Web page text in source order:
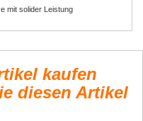
mit solider Leistung
kaufen
diesen Artikel